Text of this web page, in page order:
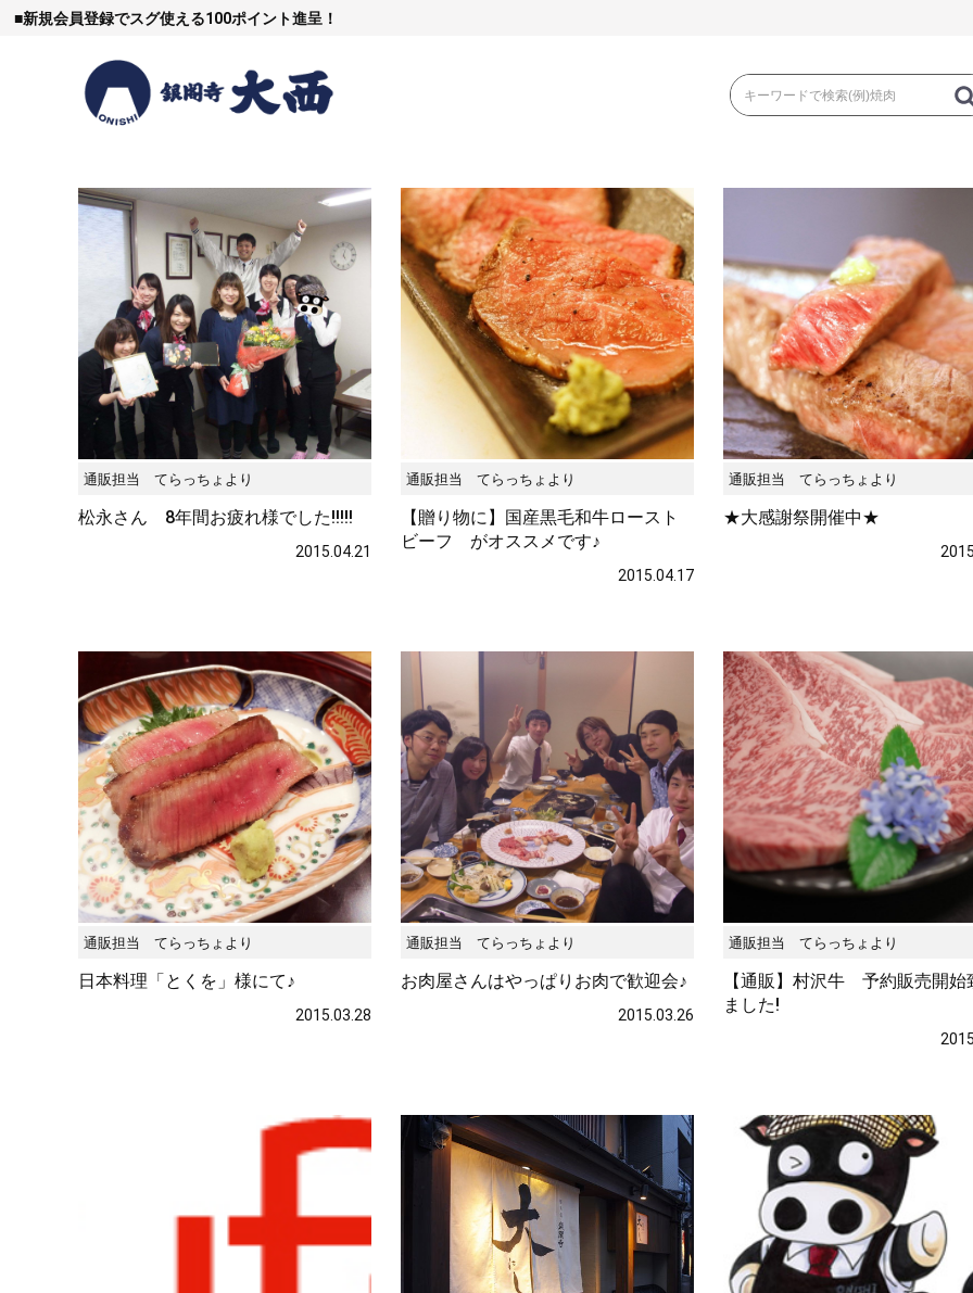
■新規会員登録でスグ使える100ポイント進呈！
すき焼き
しゃぶしゃぶ コマ切れ・ミンチ・とんかつ ロー
焼豚など（豚肉の加工品） 牛丼など（牛肉の加工品） カレー・コ
タレ類 村沢牛
通販担当 てらっちょより
松永さん 8年間お疲れ様でした!!!!!
2015.04.21
通販担当 てらっちょより
【贈り物に】国産黒毛和牛ロースト
ビーフ がオススメです♪
2015.04.17
通販担当 てらっちょより
★大感謝祭開催中★
通販担当 てらっちょより
日本料理「とくを」様にて♪
2015.03.28
通販担当 てらっちょより
お肉屋さんはやっぱりお肉で歓迎会♪
2015.03.26
通販担当 てらっちょより
【通販】村沢牛 予約販売開始
ました!